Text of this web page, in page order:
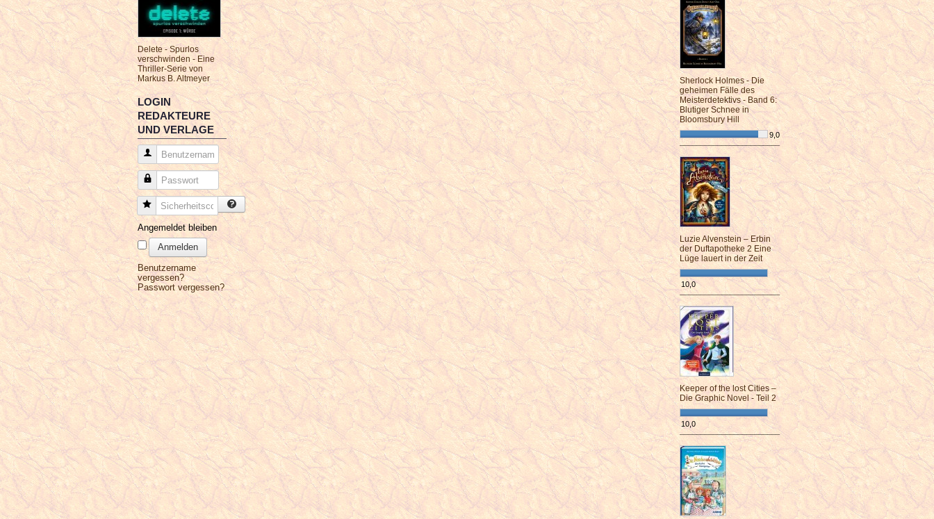
Delete - Spurlos
verschwinden - Eine
Thriller-Serie von
Markus B. Altmeyer
LOGIN
REDAKTEURE
UND VERLAGE
Benutzername
Passwort
Sicherheitscode
Angemeldet bleiben
Anmelden
Benutzername
vergessen?
Passwort vergessen?
Sherlock Holmes - Die
geheimen Fälle des
Meisterdetektivs - Band 6:
Blutiger Schnee in
Bloomsbury Hill
9,0
¯¯¯¯¯¯¯¯¯¯¯¯¯¯¯¯¯¯¯¯¯¯¯¯
Luzie Alvenstein – Erbin
der Duftapotheke 2 Eine
Lüge lauert in der Zeit
10,0
¯¯¯¯¯¯¯¯¯¯¯¯¯¯¯¯¯¯¯¯¯¯¯¯
Keeper of the lost Cities –
Die Graphic Novel - Teil 2
10,0
¯¯¯¯¯¯¯¯¯¯¯¯¯¯¯¯¯¯¯¯¯¯¯¯